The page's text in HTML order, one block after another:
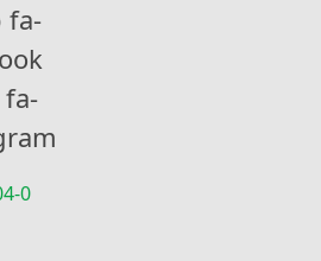
fa-
0